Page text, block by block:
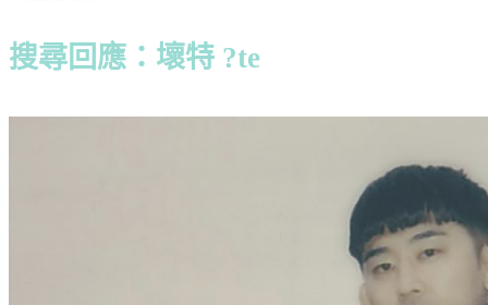
搜尋回應：壞特 ?te